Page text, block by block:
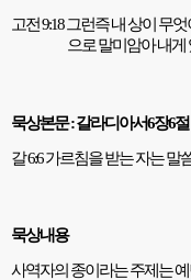
고전9:18그런즉 내 상이 무
으로 말미암아 내게
묵상본문:갈라디아서6장6절
갈6:6가르침을 받는 자는 말
묵상내용
사역자의 종이라는 주제는